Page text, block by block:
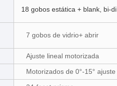
18 gobos estática + blank, bi-
7 gobos de vidrio+ abrir
Ajuste lineal motorizada
Motorizados de 0°-15°